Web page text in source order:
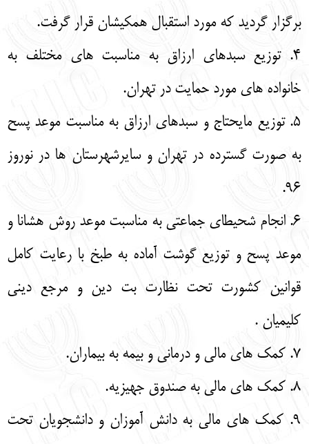
برگزار گردید که مورد استقبال همکیشان قرار گرفت.
4. توزیع سبدهای ارزاق به مناسبت‌ های مختلف به
خانواده‌ های مورد حمایت در تهران.
5. توزیع مایحتاج و سبدهای ارزاق به مناسبت موعد پسح
به صورت گسترده در تهران و سایرشهرستان‌ ها در نوروز
96.
6. انجام شحیطای جماعتی به مناسبت موعد روش هشانا و
موعد پسح و توزیع گوشت آماده به طبخ با رعایت کامل
قوانین کشورت تحت نظارت بت دین و مرجع دینی
کلیمیان .
7. کمک‌ های مالی و درمانی و بیمه به بیماران.
8. کمک‌ های مالی به صندوق جهیزیه.
9. کمک‌ های مالی به دانش‌ آموزان و دانشجویان تحت